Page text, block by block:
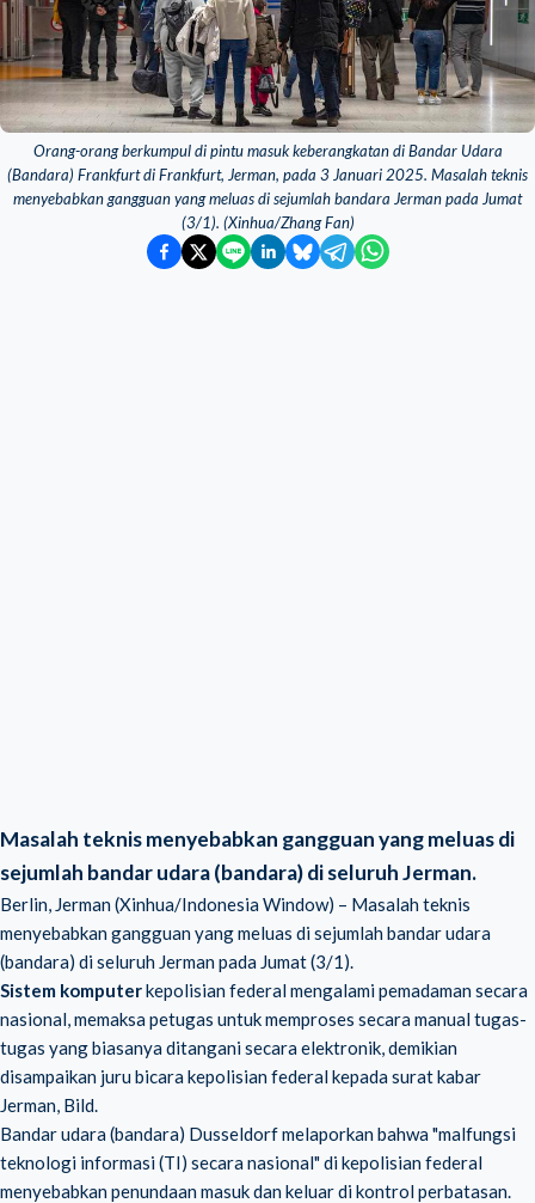
Orang-orang berkumpul di pintu masuk keberangkatan di Bandar Udara
(Bandara) Frankfurt di Frankfurt, Jerman, pada 3 Januari 2025. Masalah teknis
menyebabkan gangguan yang meluas di sejumlah bandara Jerman pada Jumat
(3/1). (Xinhua/Zhang Fan)
Masalah teknis menyebabkan gangguan yang meluas di
sejumlah bandar udara (bandara) di seluruh Jerman.
Berlin, Jerman (Xinhua/Indonesia Window) – Masalah teknis
menyebabkan gangguan yang meluas di sejumlah bandar udara
(bandara) di seluruh Jerman pada Jumat (3/1).
Sistem komputerkepolisian federal mengalami pemadaman secara
nasional, memaksa petugas untuk memproses secara manual tugas-
tugas yang biasanya ditangani secara elektronik, demikian
disampaikan juru bicara kepolisian federal kepada surat kabar
Jerman, Bild.
Bandar udara (bandara) Dusseldorfmelaporkan bahwa "malfungsi
teknologi informasi (TI) secara nasional" di kepolisian federal
menyebabkan penundaan masuk dan keluar di kontrol perbatasan.